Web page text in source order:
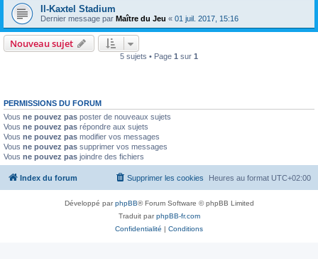
Il-Kaxtel Stadium
Dernier message par Maître du Jeu « 01 juil. 2017, 15:16
Nouveau sujet
5 sujets • Page 1 sur 1
PERMISSIONS DU FORUM
Vous ne pouvez pas poster de nouveaux sujets
Vous ne pouvez pas répondre aux sujets
Vous ne pouvez pas modifier vos messages
Vous ne pouvez pas supprimer vos messages
Vous ne pouvez pas joindre des fichiers
Index du forum Heures au format UTC+02:00
Supprimer les cookies
Développé parphpBB® Forum Software © phpBB Limited
Traduit parphpBB-fr.com
Confidentialité | Conditions